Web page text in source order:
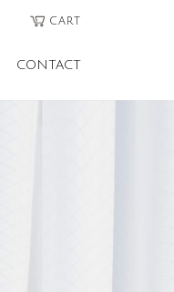
CART
CONTACT